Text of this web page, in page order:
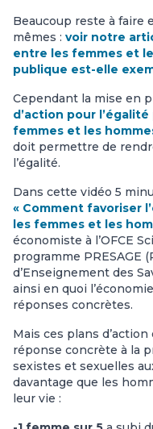
Beaucoup reste à faire
mêmes : voir notre
entre les femmes et
publique est-elle
Cependant la mise en
d’action pour
femmes et les
doit permettre de
l’égalité.
Dans cette vidéo 5
« Comment favoriser
les femmes et les
économiste à l’OFCE
programme PRESAGE
d’Enseignement des
ainsi en quoi
réponses concrètes.
Mais ces plans
réponse concrète à la
sexistes et sexuelles
davantage que les
leur vie :